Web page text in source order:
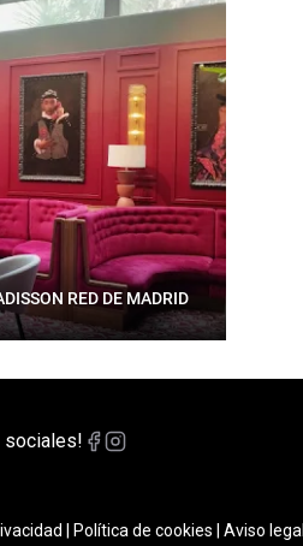
RED DE MADRID
sociales!
Política de cookies Aviso legal